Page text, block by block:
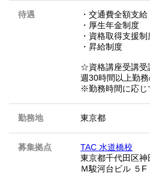
待遇
・交通費全額支給
・厚生年金制度
・資格取得支援制
・昇給制度
☆資格講座受講
週30時間以上勤
※勤務時間に応じ
勤務地 東京都
募集拠点
TAC 水道橋校
東京都千代田区神
Ｍ駿河台ビル ５F